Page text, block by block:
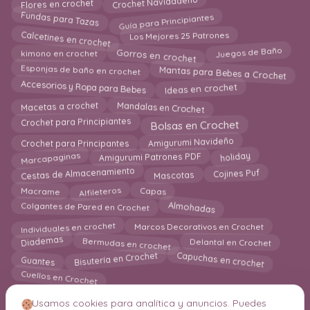
Flores en crochet
Fundas para Tazas Guía para Principiantes
Calcetines en crochet Los Mejores 25 Patrones
kimono en crochet Gorros en crochet Juegos de Baño
Esponjas de baño en crochet Mantas para Bebes a Crochet
Accesorios y Ropa para Bebes Ideas en crochet
Macetas a crochet Mandalas en Crochet
Crochet para Principiantes Bolsas en Crochet
Crochet para Principantes Amigurumi Navideño
Marcapaginas Amigurumi Patrones PDF holiday
Cestas de Almacenamiento Mascotas Cojines Puf
Macrame Alfileteros Capas
Colgantes de Pared en Crochet Almohadas
Individuales en crochet Marcos Decorativos en Crochet
Diademas Bermudas en crochet Delantal en Crochet
Guantes Bisutería en Crochet Capuchas en crochet
Cuellos en Crochet
Usamos cookies para analítica y anuncios. Puedes